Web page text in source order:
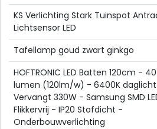
KS Verlichting Stark Tuinspot
Lichtsensor LED
Tafellamp goud zwart ginkgo
HOFTRONIC LED Batten 120cm -
lumen (120lm/w) - 6400K
Vervangt 330W - Samsung SMD
Flikkervrij - IP20 Stofdicht -
Onderbouwverlichting